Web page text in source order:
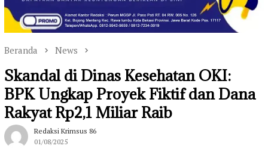
Beranda News
Skandal di Dinas Kesehatan OKI:
BPK Ungkap Proyek Fiktif dan Dana
Rakyat Rp2,1 Miliar Raib
Redaksi Krimsus 86
01/08/2025